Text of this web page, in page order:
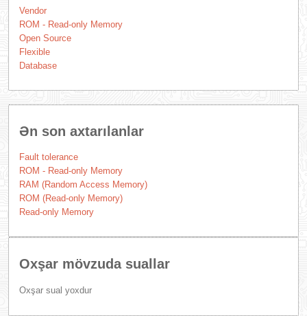
Vendor
ROM - Read-only Memory
Open Source
Flexible
Database
Ən son axtarılanlar
Fault tolerance
ROM - Read-only Memory
RAM (Random Access Memory)
ROM (Read-only Memory)
Read-only Memory
Oxşar mövzuda suallar
Oxşar sual yoxdur